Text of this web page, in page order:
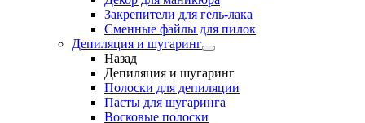
Закрепители для гель-лака
Сменные файлы для пилок
Депиляция и шугаринг
Назад
Депиляция и шугаринг
Полоски для депиляции
Пасты для шугаринга
Восковые полоски